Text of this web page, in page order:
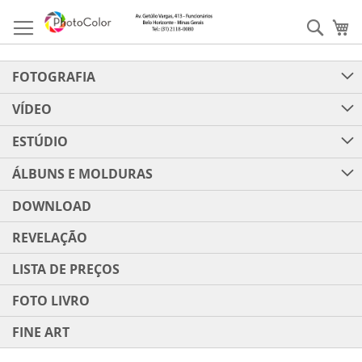
para
o
FOTOGRAFIA
VÍDEO
ESTÚDIO
ÁLBUNS E MOLDURAS
DOWNLOAD
REVELAÇÃO
LISTA DE PREÇOS
FOTO LIVRO
FINE ART